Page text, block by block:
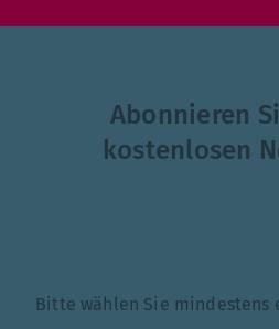
Abonnieren
kostenlosen
Bitte wählen Sie